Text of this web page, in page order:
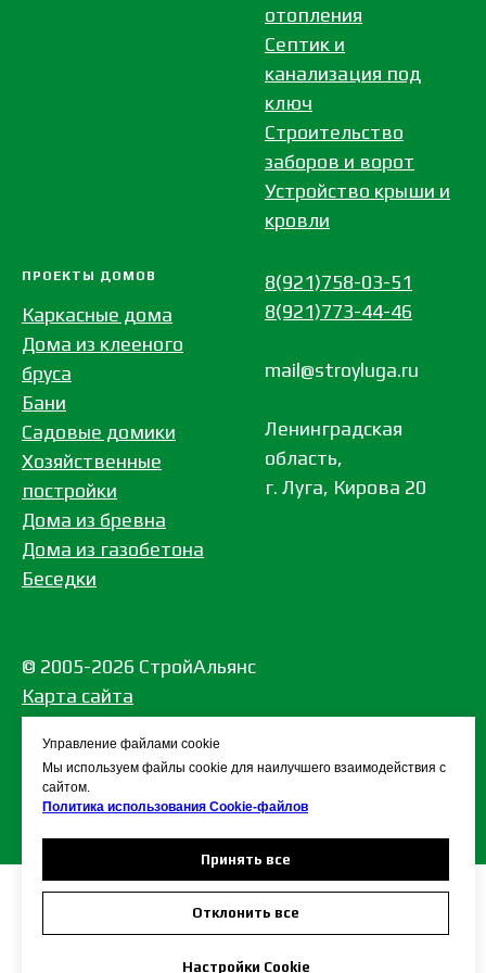
отопления
Септик и
канализация под
ключ
Строительство
заборов и ворот
Устройство крыши и
кровли
ПРОЕКТЫ ДОМОВ
Каркасные дома
Дома из клееного
бруса
Бани
Садовые домики
Хозяйственные
постройки
Дома из бревна
Дома из газобетона
Беседки
8(921)758-03-51
8(921)773-44-46
mail@stroyluga.ru
Ленинградская
область,
г. Луга, Кирова 20
© 2005-2026 СтройАльянс
Карта сайта
персональных данных
Управление файлами cookie
Мы используем файлы cookie для наилучшего взаимодействия с
сайтом.
Политика использования Сookie-файлов
Принять все
Отклонить все
Настройки Cookie